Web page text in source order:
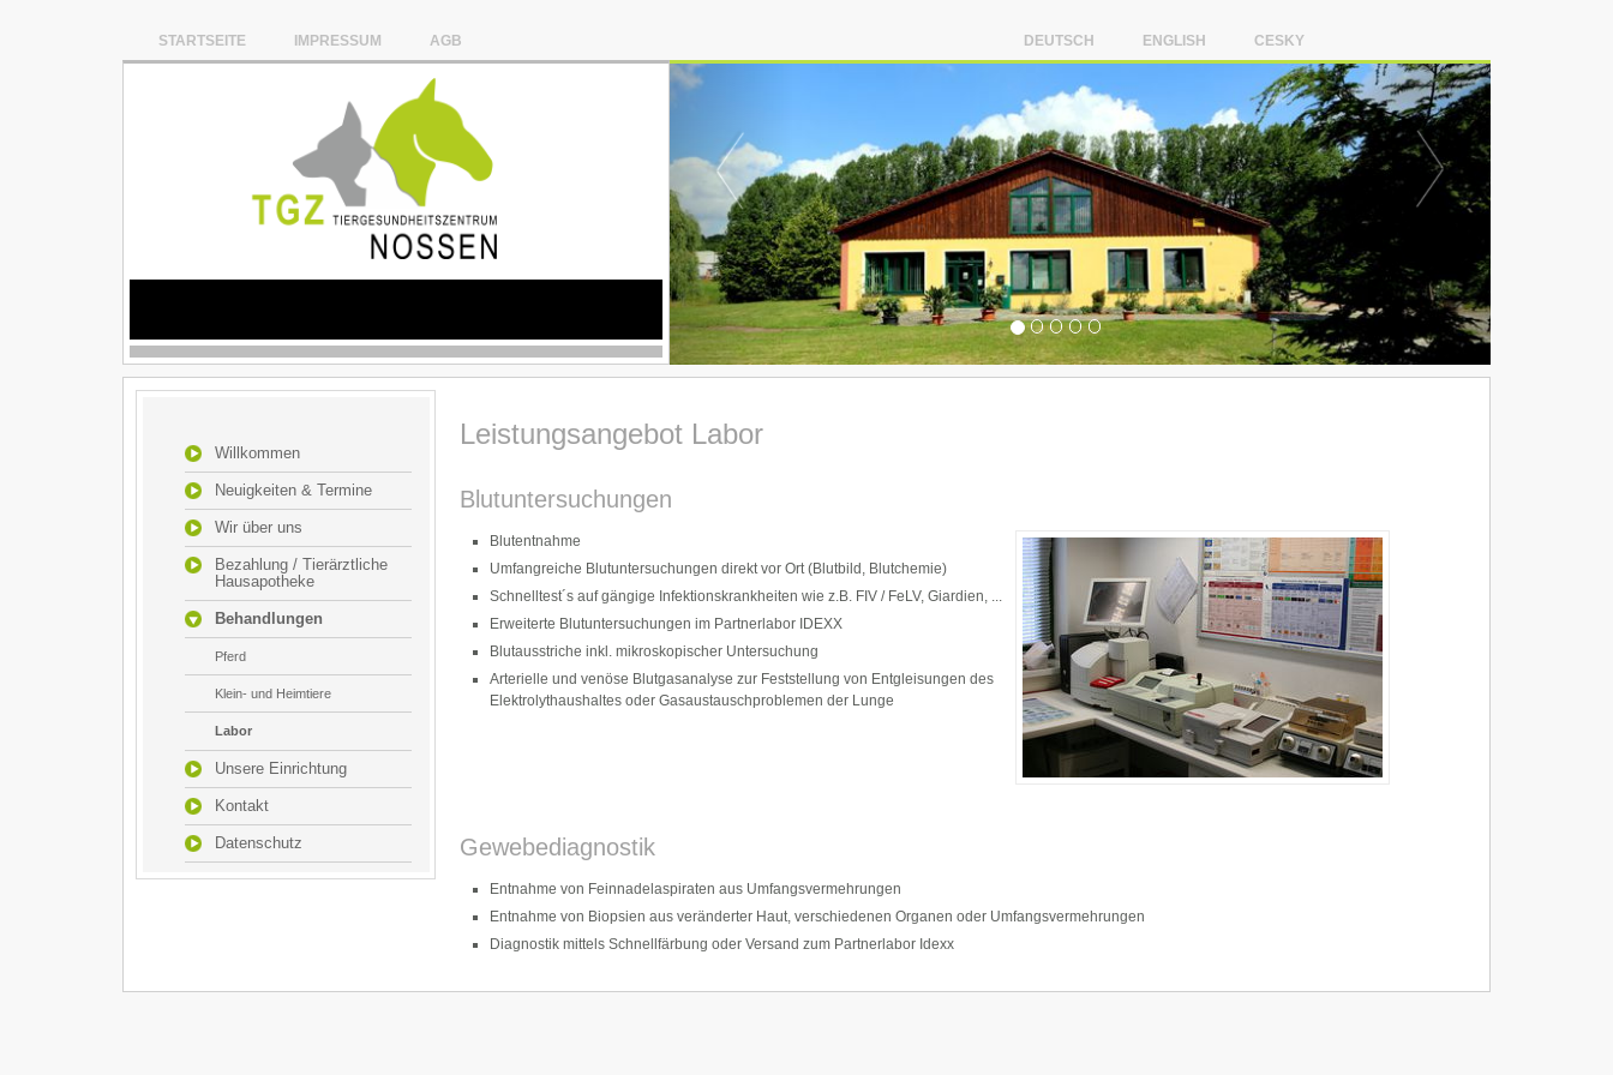
STARTSEITE IMPRESSUM AGB DEUTSCH ENGLISH CESKY
Willkommen
Neuigkeiten & Termine
Wir über uns
Bezahlung / Tierärztliche
Hausapotheke
Behandlungen
Pferd
Klein- und Heimtiere
Labor
Unsere Einrichtung
Kontakt
Datenschutz
Leistungsangebot Labor
Blutuntersuchungen
Blutentnahme
Umfangreiche Blutuntersuchungen direkt vor Ort (Blutbild, Blutchemie)
Schnelltest´s auf gängige Infektionskrankheiten wie z.B. FIV / FeLV, Giardien, ...
Erweiterte Blutuntersuchungen im Partnerlabor IDEXX
Blutausstriche inkl. mikroskopischer Untersuchung
Arterielle und venöse Blutgasanalyse zur Feststellung von Entgleisungen des
Elektrolythaushaltes oder Gasaustauschproblemen der Lunge
Gewebediagnostik
Entnahme von Feinnadelaspiraten aus Umfangsvermehrungen
Entnahme von Biopsien aus veränderter Haut, verschiedenen Organen oder Umfangsvermehrungen
Diagnostik mittels Schnellfärbung oder Versand zum Partnerlabor Idexx